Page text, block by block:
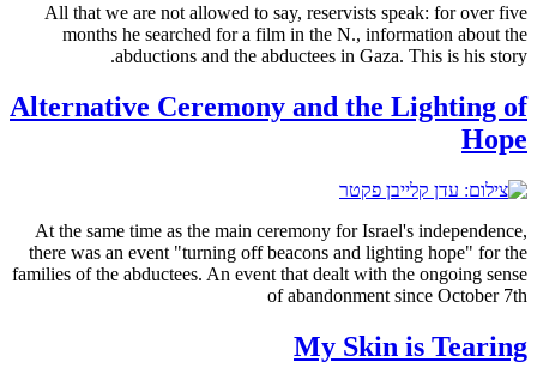
All that we are not allowed to say, reservists speak: for over five
months he searched for a film in the N., information about the
abductions and the abductees in Gaza. This is his story.
Alternative Ceremony and the Lighting of
Hope
At the same time as the main ceremony for Israel's independence,
there was an event "turning off beacons and lighting hope" for the
families of the abductees. An event that dealt with the ongoing sense
of abandonment since October 7th
My Skin is Tearing